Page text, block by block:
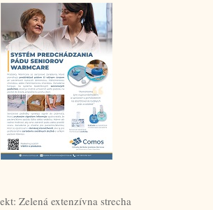
Zelená extenzívna strecha